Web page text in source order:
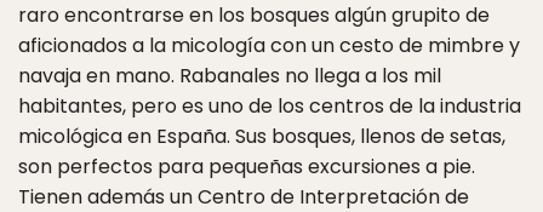
raro encontrarse en los bosques algún grupito de
aficionados a la micología con un cesto de mimbre y
navaja en mano. Rabanales no llega a los mil
habitantes, pero es uno de los centros de la industria
micológica en España. Sus bosques, llenos de setas,
son perfectos para pequeñas excursiones a pie.
Tienen además un Centro de Interpretación de